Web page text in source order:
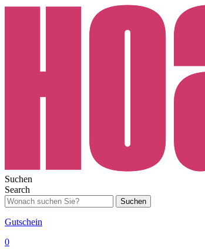
Suchen
Search
Suchen
Gutschein
0